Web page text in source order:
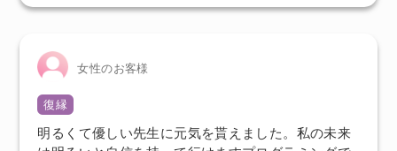
女性のお客様
復縁
明るくて優しい先生に元気を貰えました。私の未来